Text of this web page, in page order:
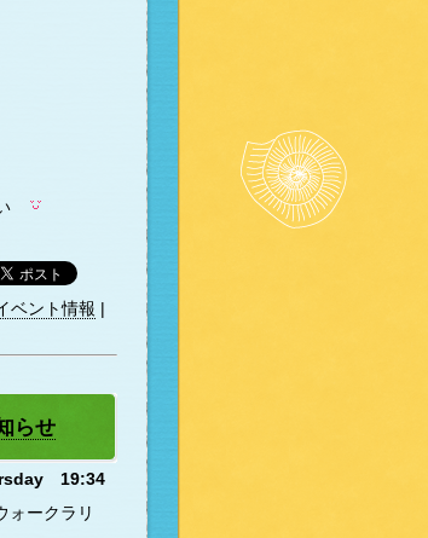
ベント情報 |
らせ
19:34
ォークラリ